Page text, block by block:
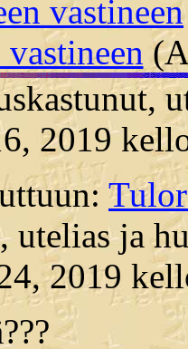
vastineen
vastineen
2019
utelias ja
2019